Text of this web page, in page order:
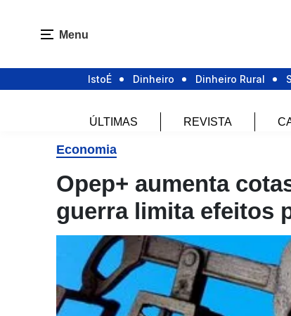
Menu
IstoÉ Dinheiro Dinheiro Rural
ÚLTIMAS REVISTA
Economia
Opep+ aumenta
guerra limita efeitos